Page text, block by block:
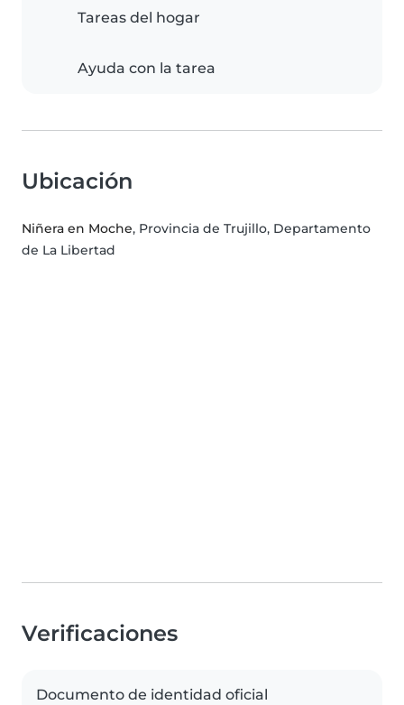
Tareas del hogar
Ayuda con la tarea
Ubicación
Niñera en Moche, Provincia de Trujillo, Departamento
de La Libertad
Verificaciones
Documento de identidad oficial